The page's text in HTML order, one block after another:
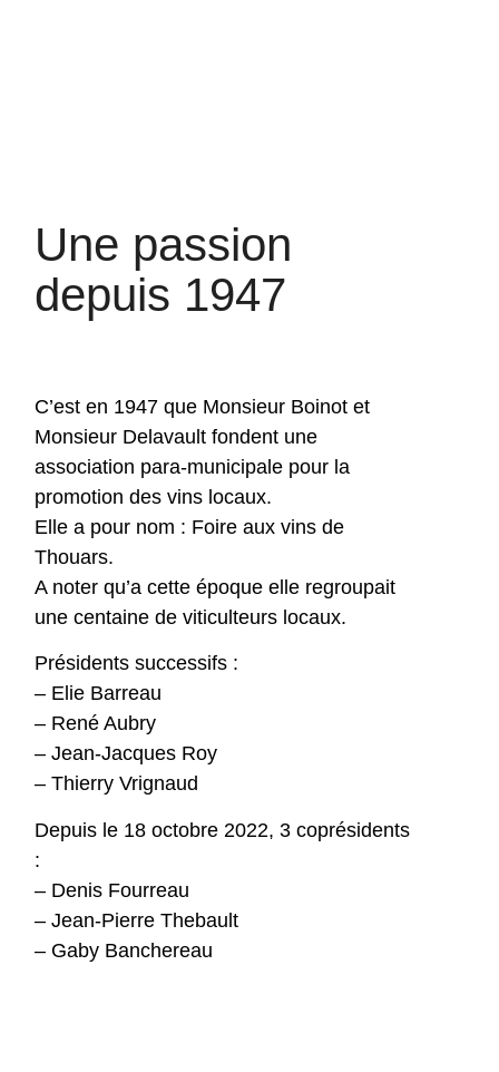
Une passion
depuis 1947
C’est en 1947 que Monsieur Boinot et
Monsieur Delavault fondent une
association para-municipale pour la
promotion des vins locaux.
Elle a pour nom : Foire aux vins de
Thouars.
A noter qu’a cette époque elle regroupait
une centaine de viticulteurs locaux.
Présidents successifs :
– Elie Barreau
– René Aubry
– Jean-Jacques Roy
– Thierry Vrignaud
Depuis le 18 octobre 2022, 3 coprésidents
:
– Denis Fourreau
– Jean-Pierre Thebault
– Gaby Banchereau